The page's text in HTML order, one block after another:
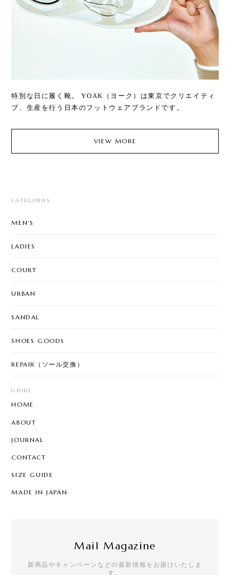
特別な日に履く靴。 YOAK（ヨーク）は東京でクリエイティ
ブ、生産を行う日本のフットウェアブランドです。
VIEW MORE
CATEGORIES
MEN'S
LADIES
COURT
URBAN
SANDAL
SHOES GOODS
REPAIR（ソール交換）
GUIDE
HOME
ABOUT
JOURNAL
CONTACT
SIZE GUIDE
MADE IN JAPAN
Mail Magazine
新商品やキャンペーンなどの最新情報をお届けいたしま
す。